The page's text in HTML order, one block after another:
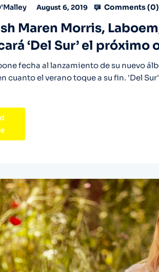
August 6, 2019 Comments (0)
Maren Morris,
‘Del Sur’ el próximo
fecha al lanzamiento de su nuevo
cuanto el verano toque a su fin. 'Del